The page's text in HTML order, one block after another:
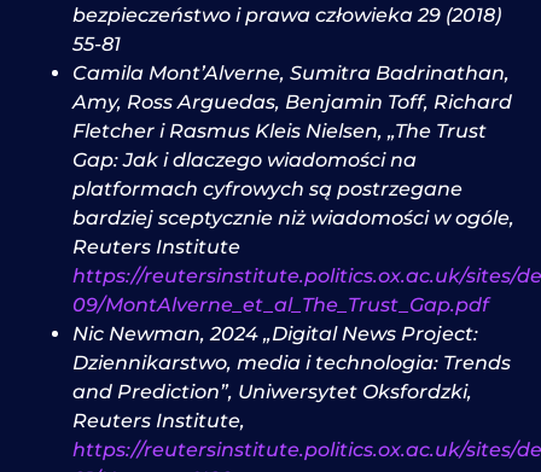
bezpieczeństwo i prawa człowieka 29 (2018)
55-81
Camila Mont’Alverne, Sumitra Badrinathan,
Amy, Ross Arguedas, Benjamin Toff, Richard
Fletcher i Rasmus Kleis Nielsen, „The Trust
Gap: Jak i dlaczego wiadomości na
platformach cyfrowych są postrzegane
bardziej sceptycznie niż wiadomości w ogóle,
Reuters Institute
https://reutersinstitute.politics.ox.ac.uk/sites/
09/MontAlverne_et_al_The_Trust_Gap.pdf
Nic Newman, 2024 „Digital News Project:
Dziennikarstwo, media i technologia: Trends
and Prediction”, Uniwersytet Oksfordzki,
Reuters Institute,
https://reutersinstitute.politics.ox.ac.uk/sites/